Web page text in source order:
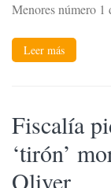
Menores número 1
Leer más
Fiscalía
‘tirón’
Oliver